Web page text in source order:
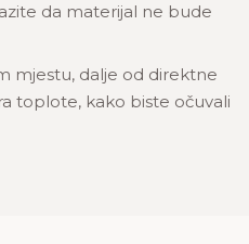
da materijal ne bude
mjestu, dalje od direktne
toplote, kako biste očuvali